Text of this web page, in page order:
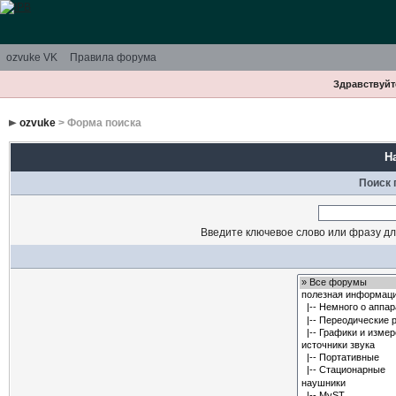
ozvuke VK Правила форума
ozvuke> Форма поиска
Поиск
Введите ключевое слово или фразу